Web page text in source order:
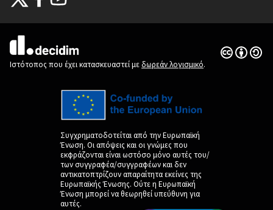
(Εξωτερική σύνδεση)
Ιστότοπος που έχει κατασκευαστεί με δωρεάν λογισμικό.
Άδεια
(Εξωτερική
Συγχρηματοδοτείται από την Ευρωπαϊκή
Ένωση. Οι απόψεις και οι γνώμες που
εκφράζονται είναι ωστόσο μόνο αυτές του/
των συγγραφέα/συγγραφέων και δεν
αντικατοπτρίζουν απαραίτητα εκείνες της
Ευρωπαϊκής Ένωσης. Ούτε η Ευρωπαϊκή
Ένωση μπορεί να θεωρηθεί υπεύθυνη για
αυτές.